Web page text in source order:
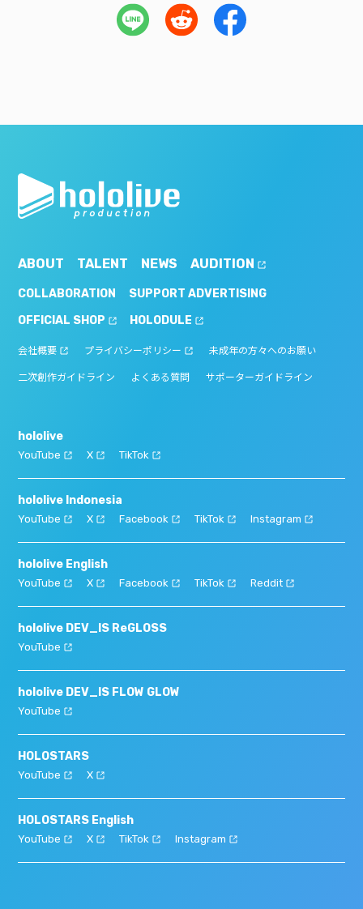
ABOUT TALENT NEWS AUDITION
COLLABORATION
SUPPORT ADVERTISING
OFFICIAL SHOP
HOLODULE
会社概要 プライバシーポリシー 未成年の方々へのお願い
二次創作ガイドライン よくある質問 サポーターガイドライン
hololive
YouTube X TikTok
hololive Indonesia
YouTube X Facebook TikTok Instagram
hololive English
YouTube X Facebook TikTok Reddit
hololive DEV_IS ReGLOSS
YouTube
hololive DEV_IS FLOW GLOW
YouTube
HOLOSTARS
YouTube X
HOLOSTARS English
YouTube X TikTok Instagram